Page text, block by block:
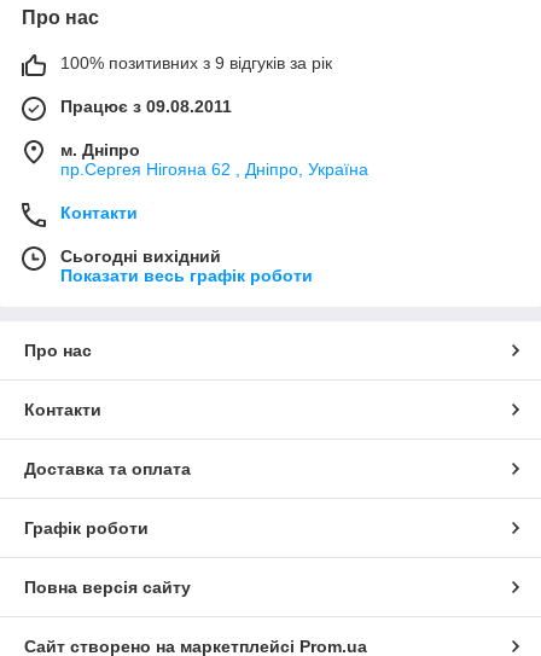
Про нас
100% позитивних з 9 відгуків за рік
Працює з 09.08.2011
м. Дніпро
пр.Сергея Нігояна 62 , Дніпро, Україна
Контакти
Сьогодні вихідний
Показати весь графік роботи
Про нас
Контакти
Доставка та оплата
Графік роботи
Повна версія сайту
Сайт створено на маркетплейсі Prom.ua